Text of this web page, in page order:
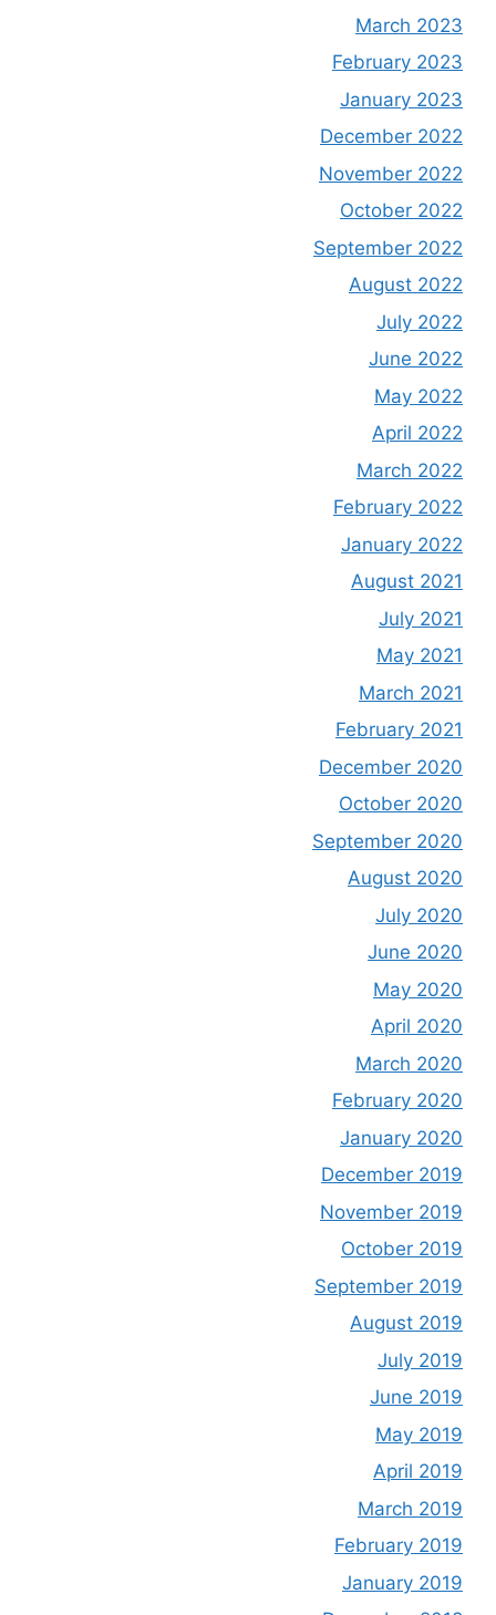
March 2023
February 2023
January 2023
December 2022
November 2022
October 2022
September 2022
August 2022
July 2022
June 2022
May 2022
April 2022
March 2022
February 2022
January 2022
August 2021
July 2021
May 2021
March 2021
February 2021
December 2020
October 2020
September 2020
August 2020
July 2020
June 2020
May 2020
April 2020
March 2020
February 2020
January 2020
December 2019
November 2019
October 2019
September 2019
August 2019
July 2019
June 2019
May 2019
April 2019
March 2019
February 2019
January 2019